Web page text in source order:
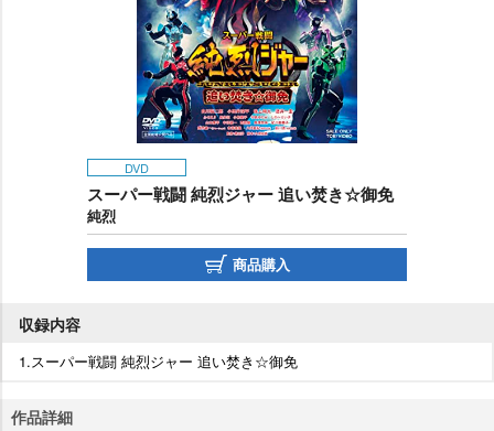
DVD
スーパー戦闘 純烈ジャー 追い焚き☆御免
純烈
商品購入
収録内容
1.スーパー戦闘 純烈ジャー 追い焚き☆御免
作品詳細